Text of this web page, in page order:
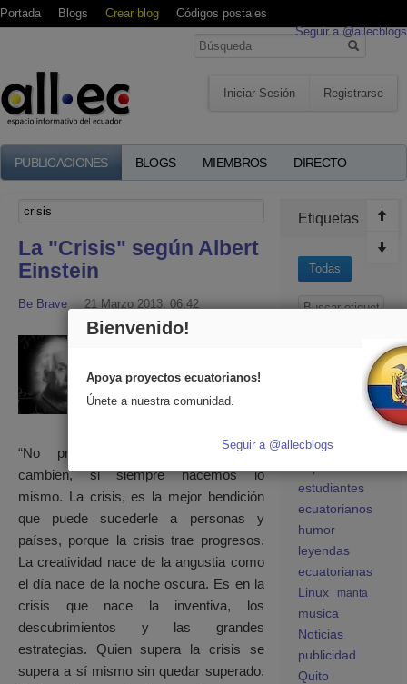
Portada Blogs Crear blog
Códigos postales
Seguir a @allecblogs
Iniciar Sesión Registrarse
PUBLICACIONES BLOGS MIEMBROS DIRECTO
La "Crisis" según Albert
Einstein
Be Brave 21 Marzo 2013, 06:42
“No pretendamos que las cosas
cambien, si siempre hacemos lo
mismo. La crisis, es la mejor bendición
que puede sucederle a personas y
países, porque la crisis trae progresos.
La creatividad nace de la angustia como
el día nace de la noche oscura. Es en la
crisis que nace la inventiva, los
descubrimientos y las grandes
estrategias. Quien supera la crisis se
supera a sí mismo sin quedar superado.
Etiquetas
Todas
Ecuador
Ecuatorianos
ecuatorianos en
educación
estudiantes
ecuatorianos
humor
leyendas
ecuatorianas
Linux
manta
musica
Noticias
publicidad
Quito
Bienvenido!
Apoya proyectos ecuatorianos!
Únete a nuestra comunidad.
Seguir a @allecblogs